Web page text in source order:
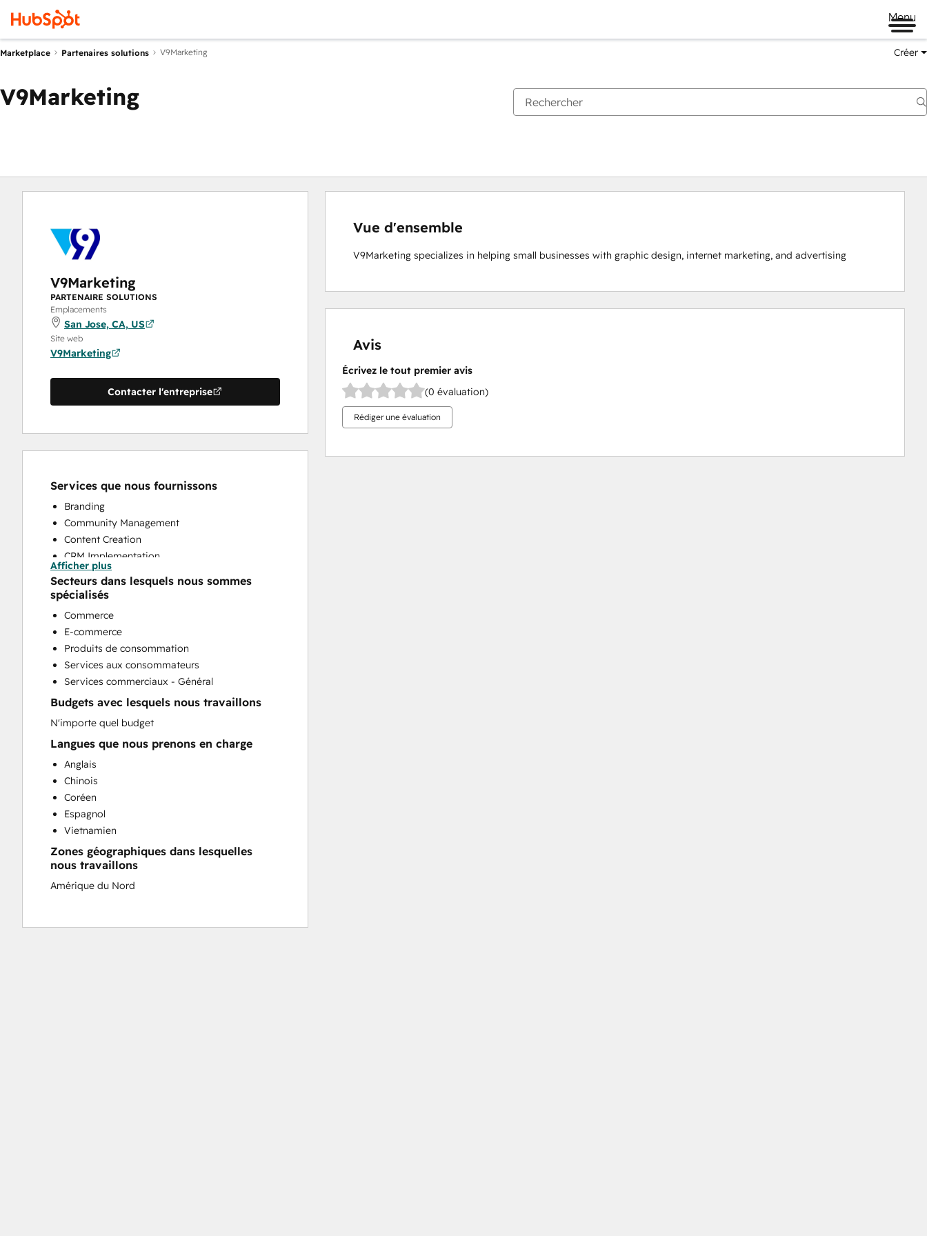
Menu
Marketplace Partenaires solutions V9Marketing Créer
V9Marketing
V9Marketing
PARTENAIRE SOLUTIONS
Emplacements
San Jose, CA, US
Site web
V9Marketing
Contacter l'entreprise
Services que nous fournissons
Branding
Community Management
Content Creation
CRM Implementation
Email Marketing
Full Inbound Marketing Services
Paid Advertising
Programmable Automation
Search Engine Optimization
Social Media
Video Production
Website Design
Website Development
Afficher plus
Secteurs dans lesquels nous sommes
spécialisés
Commerce
E-commerce
Produits de consommation
Services aux consommateurs
Services commerciaux - Général
Budgets avec lesquels nous travaillons
N'importe quel budget
Langues que nous prenons en charge
Anglais
Chinois
Coréen
Espagnol
Vietnamien
Zones géographiques dans lesquelles
nous travaillons
Amérique du Nord
Vue d'ensemble
V9Marketing specializes in helping small businesses with graphic design, internet marketing, and advertising
Avis
Écrivez le tout premier avis
(0 évaluation)
Rédiger une évaluation